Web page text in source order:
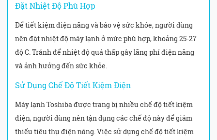
Đặt Nhiệt Độ Phù Hợp
Để tiết kiệm điện năng và bảo vệ sức khỏe, người dùng
nên đặt nhiệt độ máy lạnh ở mức phù hợp, khoảng 25-27
độ C. Tránh để nhiệt độ quá thấp gây lãng phí điện năng
và ảnh hưởng đến sức khỏe.
Sử Dụng Chế Độ Tiết Kiệm Điện
Máy lạnh Toshiba được trang bị nhiều chế độ tiết kiệm
điện, người dùng nên tận dụng các chế độ này để giảm
thiểu tiêu thụ điện năng. Việc sử dụng chế độ tiết kiệm